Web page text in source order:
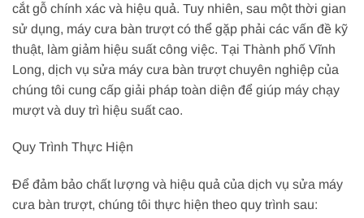
cắt gỗ chính xác và hiệu quả. Tuy nhiên, sau một thời gian
sử dụng, máy cưa bàn trượt có thể gặp phải các vấn đề kỹ
thuật, làm giảm hiệu suất công việc. Tại Thành phố Vĩnh
Long, dịch vụ sửa máy cưa bàn trượt chuyên nghiệp của
chúng tôi cung cấp giải pháp toàn diện để giúp máy chạy
mượt và duy trì hiệu suất cao.
Quy Trình Thực Hiện
Để đảm bảo chất lượng và hiệu quả của dịch vụ sửa máy
cưa bàn trượt, chúng tôi thực hiện theo quy trình sau: